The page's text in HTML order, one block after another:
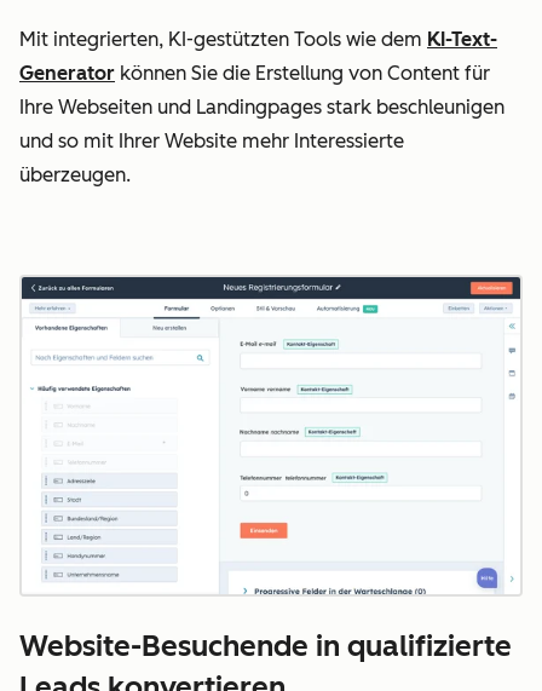
Mit integrierten, KI-gestützten Tools wie dem KI-Text-
Generator können Sie die Erstellung von Content für
Ihre Webseiten und Landingpages stark beschleunigen
und so mit Ihrer Website mehr Interessierte
überzeugen.
Website-Besuchende in qualifizierte